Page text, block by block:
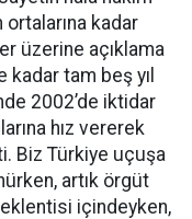
ortalarına kadar
üzerine açıklama
kadar tam beş yıl
2002’de iktidar
hız vererek
Biz Türkiye uçuşa
artık örgüt
içindeyken,